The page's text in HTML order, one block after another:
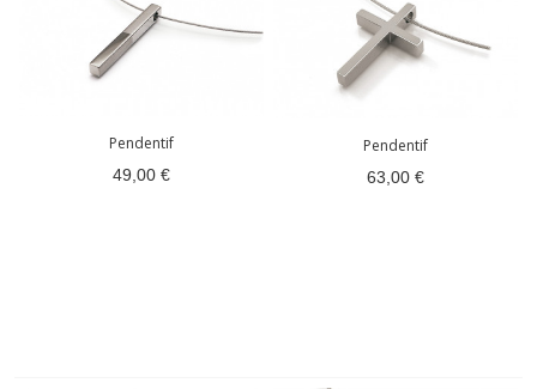
Pendentif
49,00 €
Pendentif
63,00 €